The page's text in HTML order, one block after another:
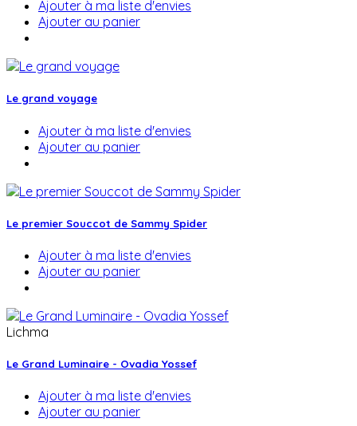
Ajouter à ma liste d'envies
Ajouter au panier
Le grand voyage
Ajouter à ma liste d'envies
Ajouter au panier
Le premier Souccot de Sammy Spider
Ajouter à ma liste d'envies
Ajouter au panier
Lichma
Le Grand Luminaire - Ovadia Yossef
Ajouter à ma liste d'envies
Ajouter au panier